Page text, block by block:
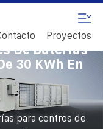
Proyectos
De Baterías
30 KWh En
para centros de